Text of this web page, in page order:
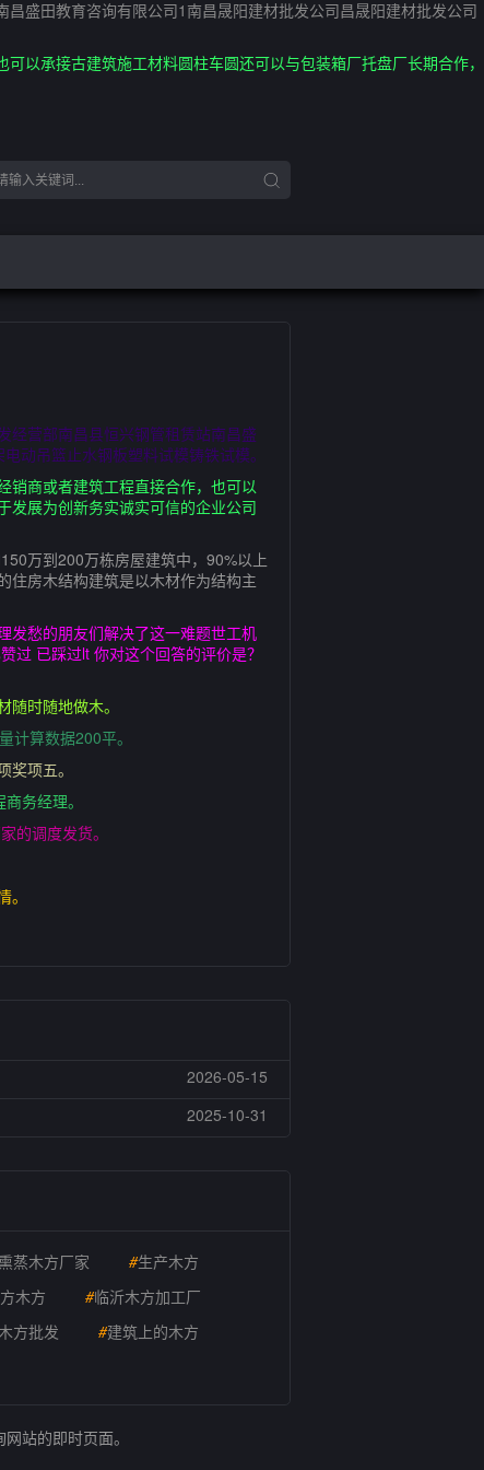
盛田教育咨询有限公司1南昌晟阳建材批发公司昌晟阳建材批发公司
以承接古建筑施工材料圆柱车圆还可以与包装箱厂托盘厂长期合作，
经营部南昌县恒兴钢管租赁站南昌盛
动吊篮止水钢板塑料试模铸铁试模。
销商或者建筑工程直接合作，也可以
发展为创新务实诚实可信的企业公司
万到200万栋房屋建筑中，90%以上
住房木结构建筑是以木材作为结构主
发愁的朋友们解决了这一难题世工机
过 已踩过lt 你对这个回答的评价是？
时随地做木。
计算数据200平。
项五。
务经理。
的调度发货。
2026-05-15
2025-10-31
蒸木方厂家 #生产木方
木方 #临沂木方加工厂
方批发 #建筑上的木方
站的即时页面。